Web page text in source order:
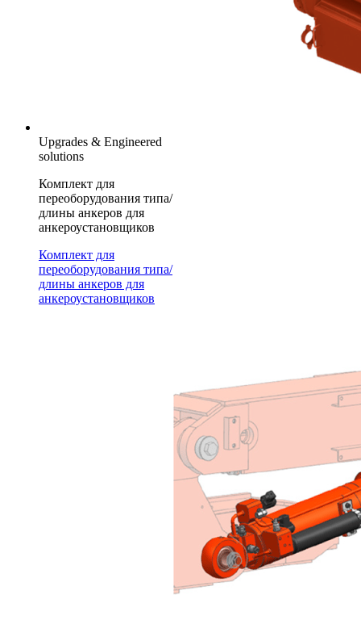
Upgrades & Engineered
solutions
Комплект для
переоборудования типа/
длины анкеров для
анкероустановщиков
Комплект для
переоборудования типа/
длины анкеров для
анкероустановщиков